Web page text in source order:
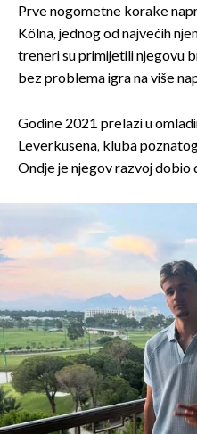
Prve nogometne korake
Kölna, jednog od najvećih
treneri su primijetili njegovu
bez problema igra na više
Godine 2021. prelazi u
Leverkusena, kluba
Ondje je njegov razvoj dobio